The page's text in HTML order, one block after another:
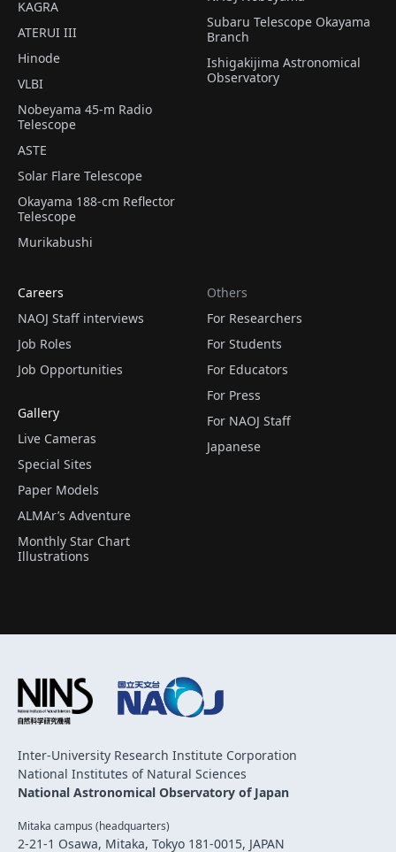
KAGRA
ATERUI III
Hinode
VLBI
Nobeyama 45-m Radio
Telescope
ASTE
Solar Flare Telescope
Okayama 188-cm Reflector
Telescope
Murikabushi
Subaru Telescope Okayama
Branch
Ishigakijima Astronomical
Observatory
Careers
NAOJ Staff interviews
Job Roles
Job Opportunities
Gallery
Live Cameras
Special Sites
Paper Models
ALMAr’s Adventure
Monthly Star Chart
Illustrations
Others
For Researchers
For Students
For Educators
For Press
For NAOJ Staff
Japanese
Inter-University Research Institute Corporation
National Institutes of Natural Sciences
National Astronomical Observatory of Japan
Mitaka campus (headquarters)
2-21-1 Osawa, Mitaka, Tokyo 181-0015, JAPAN